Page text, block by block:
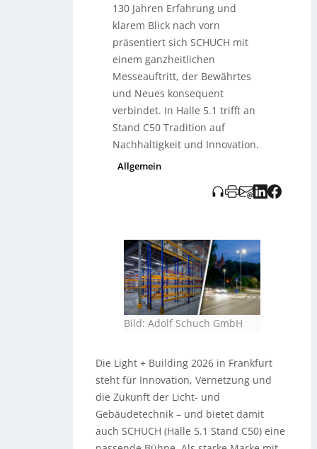
das Unternehmen Produktneuheiten
und etablierte Klassiker, betont
nachhaltiges Design (u. a.Greenline,
Black Edition
Eco-Tune , langlebige
Konstruktionen) und stellt mit
Select“ein Programm für
Standardleuchten im täglichen Bedarf
vor. Ein weiteres Schwerpunktthema
ist die Montagefreundlichkeit, etwa bei
neuen Serien wieViaundRedondo
sowie Weiterentwicklungen wieLuxano
mitFast-Connect-Variante
130 Jahren Erfahrung und
klarem Blick nach vorn
präsentiert sich SCHUCH mit
einem ganzheitlichen
Messeauftritt, der Bewährtes
und Neues konsequent
verbindet. In Halle 5.1 trifft an
Stand C50 Tradition auf
Nachhaltigkeit und Innovation.
Allgemein
Bild: Adolf Schuch GmbH
Die Light + Building 2026 in Frankfurt
steht für Innovation, Vernetzung und
die Zukunft der Licht- und
Gebäudetechnik – und bietet damit
auch SCHUCH (Halle 5.1 Stand C50) eine